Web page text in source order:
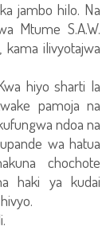
jambo hilo. Na
Mtume S.A.W.
ilivyotajwa
hiyo sharti la
pamoja na
ndoa na
wa hatua
chochote
haki ya kudai